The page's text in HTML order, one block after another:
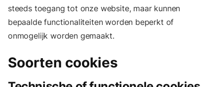
steeds toegang tot onze website, maar kunnen
bepaalde functionaliteiten worden beperkt of
onmogelijk worden gemaakt.
Soorten cookies